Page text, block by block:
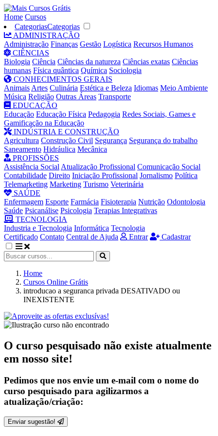
Home Cursos
CategoriasCategorias
ADMINISTRAÇÃO
Administração Finanças Gestão Logística Recursos Humanos
CIÊNCIAS
Biologia Ciência Ciências da natureza Ciências exatas Ciências
humanas Física quântica Química Sociologia
CONHECIMENTOS GERAIS
Animais Artes Culinária Estética e Beleza Idiomas Meio Ambiente
Música Religião Outras Áreas Transporte
EDUCAÇÃO
Educação Educação Física Pedagogia Redes Sociais, Games e
Gamificação na Educação
INDÚSTRIA E CONSTRUÇÃO
Agricultura Construção Civil Segurança Segurança do trabalho
Saneamento Hidráulica Mecânica
PROFISSÕES
Assistência Social Atualização Profissional Comunicação Social
Contabilidade Direito Iniciação Profissional Jornalismo Política
Telemarketing Marketing Turismo Veterinária
SAÚDE
Enfermagem Esporte Farmácia Fisioterapia Nutrição Odontologia
Saúde Psicanálise Psicologia Terapias Integrativas
TECNOLOGIA
Industria e Tecnologia Informática Tecnologia
Certificado Contato Central de Ajuda Entrar Cadastrar
Home
Cursos Online Grátis
introducao a seguranca privada DESATIVADO ou
INEXISTENTE
O curso pesquisado não existe atualmente
em nosso site!
Pedimos que nos envie um e-mail com o nome do
curso pesquisado para agilizarmos a
atualização/criação:
Enviar sugestão!